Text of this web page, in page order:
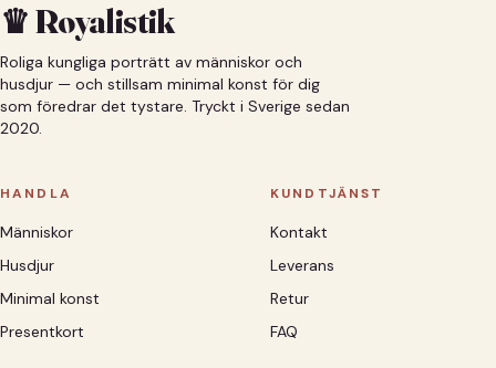
♛ Royalistik
Roliga kungliga porträtt av människor och
husdjur — och stillsam minimal konst för dig
som föredrar det tystare. Tryckt i Sverige sedan
2020.
HANDLA
Människor
Husdjur
Minimal konst
Presentkort
KUNDTJÄNST
Kontakt
Leverans
Retur
FAQ